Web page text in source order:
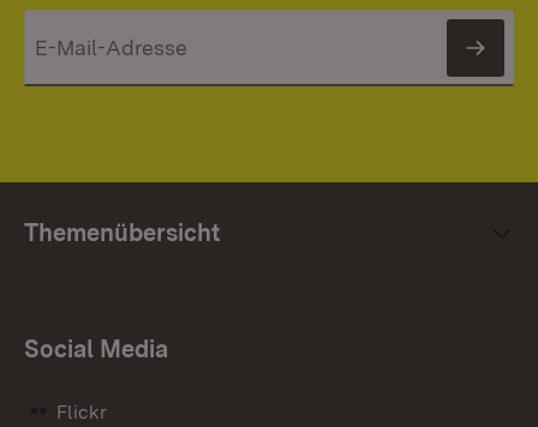
Themenübersicht
Social Media
Flickr